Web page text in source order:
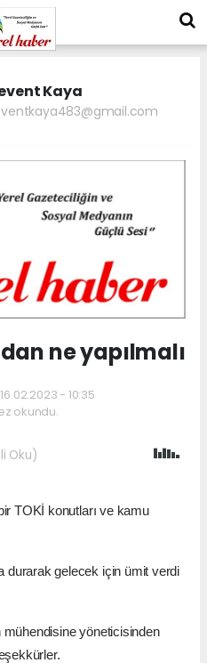
Kaya
ne yapılmalı
- 10:35
okundu.
Oku)
TOKİ konutları ve kamu
durarak gelecek için ümit verdi
yöneticisinden